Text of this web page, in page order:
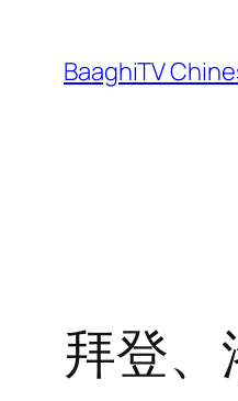
content
BaaghiTV
拜登